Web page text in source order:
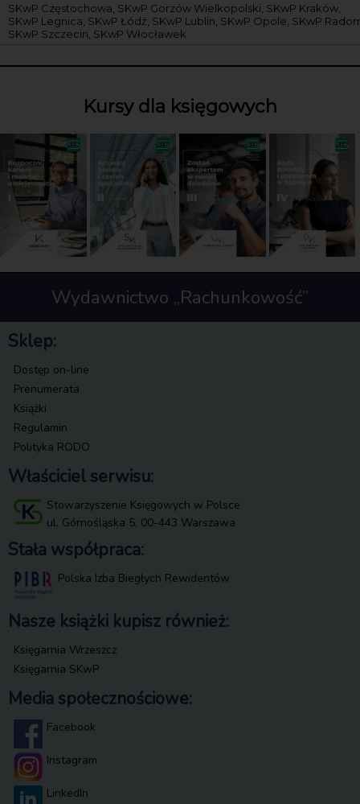
SKwP Częstochowa, SKwP Gorzów Wielkopolski, SKwP Kraków,
SKwP Legnica, SKwP Łódź, SKwP Lublin, SKwP Opole, SKwP
SKwP Szczecin, SKwP Włocławek
Kursy dla księgowych
Wydawnictwo „Rachunkowość”
Sklep:
Dostęp on-line
Prenumerata
Książki
Regulamin
Polityka RODO
Właściciel serwisu:
Stowarzyszenie Księgowych w Polsce
ul. Górnośląska 5, 00-443 Warszawa
Stała współpraca:
Polska Izba Biegłych Rewidentów
Nasze książki kupisz również:
Księgarnia Wrzeszcz
Księgarnia SKwP
Media społecznościowe:
Facebook
Instagram
LinkedIn